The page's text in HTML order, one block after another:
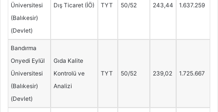
Üniversitesi
(Balıkesir)
(Devlet)
Dış Ticaret (İÖ) TYT 50/52 243,44 1.637.259
Bandırma
Onyedi Eylül
Üniversitesi
(Balıkesir)
(Devlet)
Gıda Kalite
Kontrolü ve
Analizi
TYT 50/52 239,02 1.725.667